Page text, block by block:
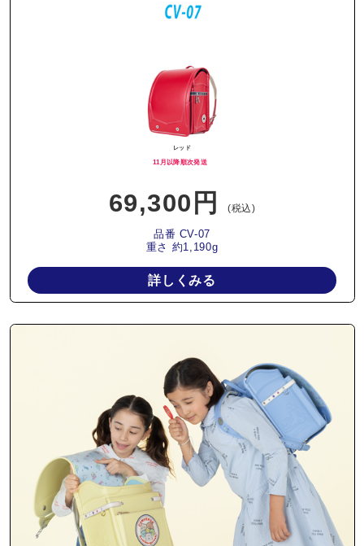
レッド
11月以降順次発送
69,300円 (税込)
品番 CV-07
重さ 約1,190g
詳しくみる